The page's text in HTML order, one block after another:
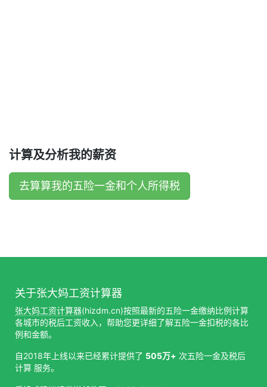
计算及分析我的薪资
去算算我的五险一金和个人所得税
关于张大妈工资计算器
张大妈工资计算器(hizdm.cn)按照最新的五险一金缴纳比例计算
各城市的税后工资收入，帮助您更详细了解五险一金扣税的各比
例和金额。
自2018年上线以来已经累计提供了 505万+ 次五险一金及税后
计算 服务。